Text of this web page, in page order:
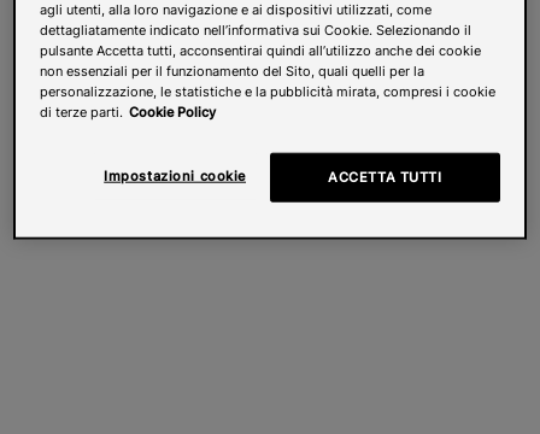
agli utenti, alla loro navigazione e ai dispositivi utilizzati, come
dettagliatamente indicato nell’informativa sui Cookie. Selezionando il
pulsante Accetta tutti, acconsentirai quindi all’utilizzo anche dei cookie
non essenziali per il funzionamento del Sito, quali quelli per la
personalizzazione, le statistiche e la pubblicità mirata, compresi i cookie
di terze parti. Cookie Policy
Impostazioni cookie ACCETTA TUTTI